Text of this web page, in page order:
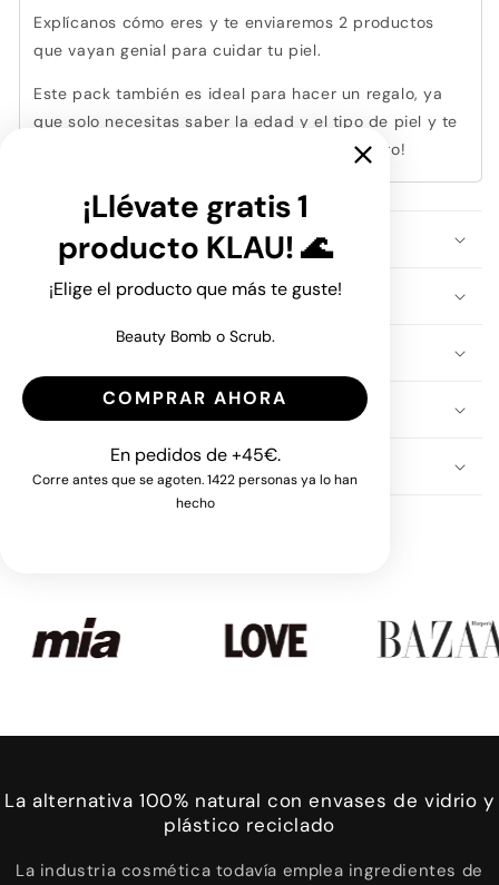
Explícanos cómo eres y te enviaremos 2 productos
que vayan genial para cuidar tu piel.
Este pack también es ideal para hacer un regalo, ya
que solo necesitas saber la edad y el tipo de piel y te
enviaremos lo que necesita. ¡Un acierto seguro!
Apto para todo tipo de pieles
Envío en 24 - 48h
Resultados garantizados en 3 días
Devolución gratis y fácil
La alternativa 100% natural con envases de vidrio y
plástico reciclado
La industria cosmética todavía emplea ingredientes de
¡Llévate gratis 1
producto KLAU! 🌊
¡Elige el producto que más te guste!
Beauty Bomb o Scrub.
COMPRAR AHORA
En pedidos de +45€.
Corre antes que se agoten. 1422 personas ya lo han
hecho